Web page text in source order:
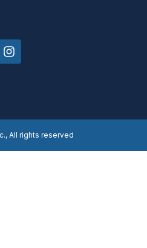
All rights reserved​